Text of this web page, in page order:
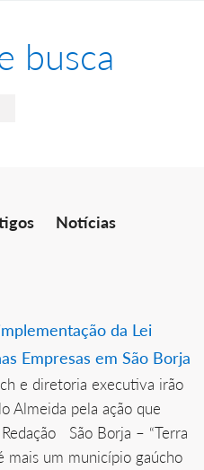
busca
Notícias
da Lei
Empresas em São Borja
e diretoria executiva irão
Almeida pela ação que
São Borja – “Terra
mais um município gaúcho